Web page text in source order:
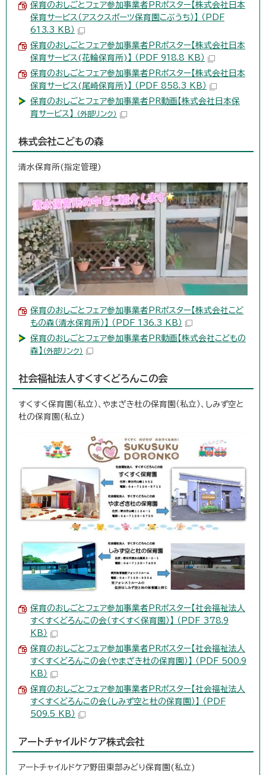
保育のおしごとフェア参加事業者PRポスター【株式会社日本
保育サービス（アスクスポーツ保育園こぶうち）】 （PDF
613.3 KB）
保育のおしごとフェア参加事業者PRポスター【株式会社日本
保育サービス(花輪保育所)】 （PDF 918.8 KB）
保育のおしごとフェア参加事業者PRポスター【株式会社日本
保育サービス(尾崎保育所)】 （PDF 858.3 KB）
保育のおしごとフェア参加事業者PR動画【株式会社日本保
育サービス】
（外部リンク）
株式会社こどもの森
清水保育所(指定管理)
保育のおしごとフェア参加事業者PRポスター【株式会社こど
もの森（清水保育所）】 （PDF 136.3 KB）
保育のおしごとフェア参加事業者PR動画【株式会社こどもの
森】 （外部リンク）
社会福祉法人すくすくどろんこの会
すくすく保育園（私立）、やまざき杜の保育園（私立）、しみず空と
杜の保育園(私立)
保育のおしごとフェア参加事業者PRポスター【社会福祉法人
すくすくどろんこの会（すくすく保育園）】 （PDF 378.9
KB）
保育のおしごとフェア参加事業者PRポスター【社会福祉法人
すくすくどろんこの会（やまざき杜の保育園）】 （PDF 500.9
KB）
保育のおしごとフェア参加事業者PRポスター【社会福祉法人
すくすくどろんこの会（しみず空と杜の保育園）】 （PDF
509.5 KB）
アートチャイルドケア株式会社
アートチャイルドケア野田東部みどり保育園(私立)